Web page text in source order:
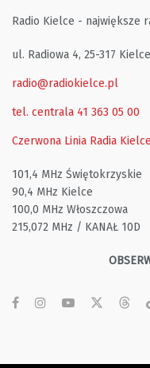
Radio Kielce - największe
ul. Radiowa 4, 25-317 Kielce
radio@radiokielce.pl
tel. centrala 41 363 05 00
Czerwona Linia Radia Kielce
101,4 MHz Świętokrzyskie
90,4 MHz Kielce
100,0 MHz Włoszczowa
215,072 MHz / KANAŁ 10D